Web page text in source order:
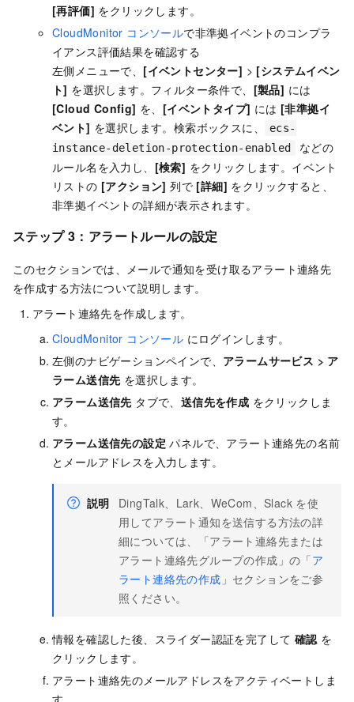
[再評価] をクリックします。
CloudMonitor コンソールで非準拠イベントのコンプラ
イアンス評価結果を確認する
左側メニューで、 [イベントセンター] > [システムイベン
ト] を選択します。フィルター条件で、 [製品] には
[Cloud Config] を、 [イベントタイプ] には [非準拠イ
ベント] を選択します。検索ボックスに、
ecs-
instance-deletion-protection-enabled
などの
ルール名を入力し、 [検索] をクリックします。イベント
リストの [アクション] 列で [詳細] をクリックすると、
非準拠イベントの詳細が表示されます。
ステップ 3：アラートルールの設定
このセクションでは、メールで通知を受け取るアラート連絡先
を作成する方法について説明します。
アラート連絡先を作成します。
CloudMonitor コンソール にログインします。
左側のナビゲーションペインで、 アラームサービス > ア
ラーム送信先を選択します。
アラーム送信先タブで、 送信先を作成 をクリックしま
す。
アラーム送信先の設定 パネルで、 アラート連絡先の名前
とメールアドレスを入力します。
説明
DingTalk、Lark、WeCom、Slack を使
用してアラート通知を送信する方法の詳
細については、「アラート連絡先または
アラート連絡先グループの作成」の「ア
ラート連絡先の作成 」セクションをご参
照ください。
情報を確認した後、スライダー認証を完了して 確認を
クリックします。
アラート連絡先のメールアドレスをアクティベートしま